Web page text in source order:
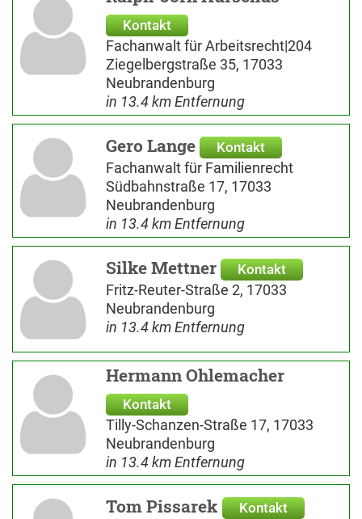
Kontakt
Fachanwalt für Arbeitsrecht|204
Ziegelbergstraße 35, 17033
Neubrandenburg
in 13.4 km Entfernung
Gero Lange Kontakt
Fachanwalt für Familienrecht
Südbahnstraße 17, 17033
Neubrandenburg
in 13.4 km Entfernung
Silke Mettner Kontakt
Fritz-Reuter-Straße 2, 17033
Neubrandenburg
in 13.4 km Entfernung
Hermann Ohlemacher
Kontakt
Tilly-Schanzen-Straße 17, 17033
Neubrandenburg
in 13.4 km Entfernung
Tom Pissarek Kontakt